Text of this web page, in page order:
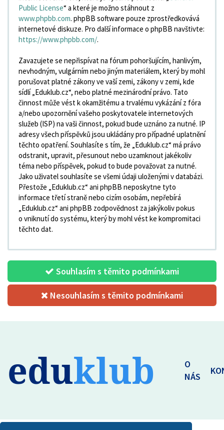
Public License“ a které je možno stáhnout z
www.phpbb.com. phpBB software pouze zprostředkovává
internetové diskuze. Pro další informace o phpBB navštivte:
https://www.phpbb.com/.
Zavazujete se nepřispívat na fórum pohoršujícím, hanlivým,
nevhodným, vulgárním nebo jiným materiálem, který by mohl
porušovat platné zákony ve vaší zemi, zákony v zemi, kde
sídlí „Eduklub.cz“, nebo platné mezinárodní právo. Tato
činnost může vést k okamžitému a trvalému vykázání z fóra
a/nebo upozornění vašeho poskytovatele internetových
služeb (ISP) na vaši činnost, pokud bude uznáno za nutné. IP
adresy všech příspěvků jsou ukládány pro případné uplatnění
těchto opatření. Souhlasíte s tím, že „Eduklub.cz“ má právo
odstranit, upravit, přesunout nebo uzamknout jakékoliv
téma nebo příspěvek, pokud to bude považovat za nutné.
Jako uživatel souhlasíte se všemi údaji uloženými v databázi.
Přestože „Eduklub.cz“ ani phpBB neposkytne tyto
informace třetí straně nebo cizím osobám, nepřebírá
„Eduklub.cz“ ani phpBB zodpovědnost za jakýkoliv pokus
o vniknutí do systému, který by mohl vést ke kompromitaci
těchto dat.
Souhlasím s těmito podmínkami
Nesouhlasím s těmito podmínkami
eduklub
O
NÁS